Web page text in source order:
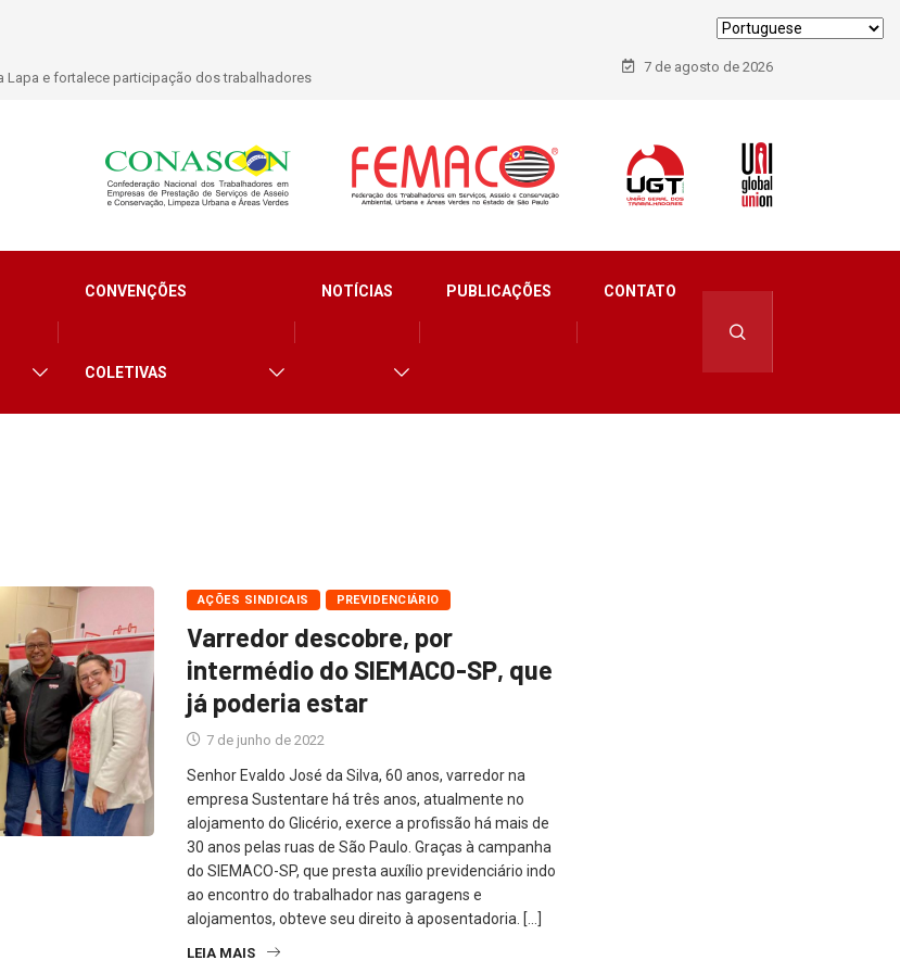
Lapa e fortalece participação dos trabalhadores
7 de agosto de 2026
CONVENÇÕES
COLETIVAS
NOTÍCIAS PUBLICAÇÕES CONTATO
AÇÕES SINDICAIS PREVIDENCIÁRIO
Varredor descobre, por
intermédio do SIEMACO-SP, que
já poderia estar
7 de junho de 2022
Senhor Evaldo José da Silva, 60 anos, varredor na
empresa Sustentare há três anos, atualmente no
alojamento do Glicério, exerce a profissão há mais de
30 anos pelas ruas de São Paulo. Graças à campanha
do SIEMACO-SP, que presta auxílio previdenciário indo
ao encontro do trabalhador nas garagens e
alojamentos, obteve seu direito à aposentadoria. […]
LEIA MAIS